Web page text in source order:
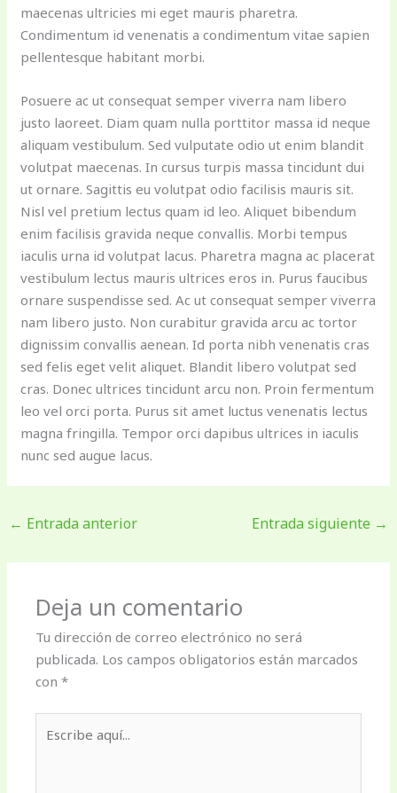
maecenas ultricies mi eget mauris pharetra.
Condimentum id venenatis a condimentum vitae sapien
pellentesque habitant morbi.
Posuere ac ut consequat semper viverra nam libero
justo laoreet. Diam quam nulla porttitor massa id neque
aliquam vestibulum. Sed vulputate odio ut enim blandit
volutpat maecenas. In cursus turpis massa tincidunt dui
ut ornare. Sagittis eu volutpat odio facilisis mauris sit.
Nisl vel pretium lectus quam id leo. Aliquet bibendum
enim facilisis gravida neque convallis. Morbi tempus
iaculis urna id volutpat lacus. Pharetra magna ac placerat
vestibulum lectus mauris ultrices eros in. Purus faucibus
ornare suspendisse sed. Ac ut consequat semper viverra
nam libero justo. Non curabitur gravida arcu ac tortor
dignissim convallis aenean. Id porta nibh venenatis cras
sed felis eget velit aliquet. Blandit libero volutpat sed
cras. Donec ultrices tincidunt arcu non. Proin fermentum
leo vel orci porta. Purus sit amet luctus venenatis lectus
magna fringilla. Tempor orci dapibus ultrices in iaculis
nunc sed augue lacus.
← Entrada anterior Entrada siguiente →
Deja un comentario
Tu dirección de correo electrónico no será
publicada. Los campos obligatorios están marcados
con*
aquí...